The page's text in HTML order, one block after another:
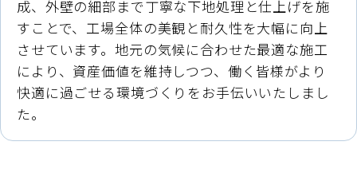
成、外壁の細部まで丁寧な下地処理と仕上げを施
すことで、工場全体の美観と耐久性を大幅に向上
させています。地元の気候に合わせた最適な施工
により、資産価値を維持しつつ、働く皆様がより
快適に過ごせる環境づくりをお手伝いいたしまし
た。